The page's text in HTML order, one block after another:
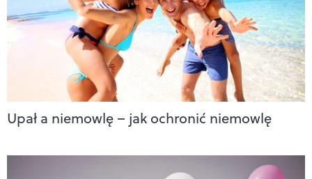
Upał a niemowlę – jak ochronić niemowlę